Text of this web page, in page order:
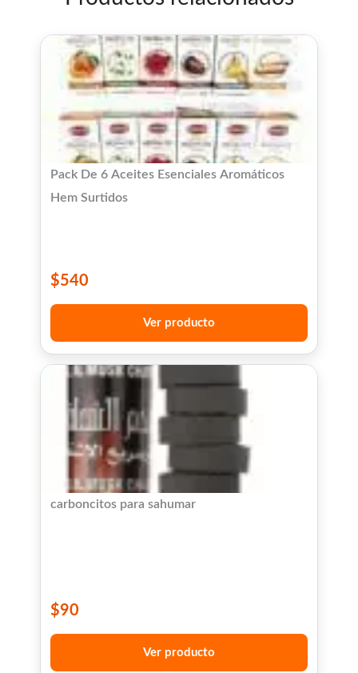
Pack De 6 Aceites Esenciales Aromáticos
Hem Surtidos
$540
Ver producto
carboncitos para sahumar
$90
Ver producto